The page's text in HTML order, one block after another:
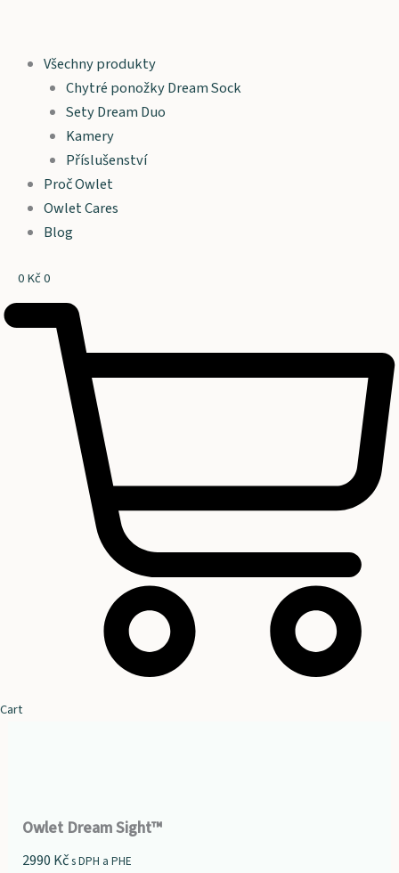
Všechny produkty
Chytré ponožky Dream Sock
Sety Dream Duo
Kamery
Příslušenství
Proč Owlet
Owlet Cares
Blog
0Kč0
Cart
Owlet Dream Sight™
2990 Kčs DPH a PHE